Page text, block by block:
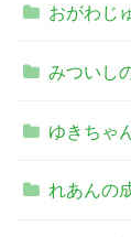
おがわじ
みついし
ゆきちゃ
れあんの